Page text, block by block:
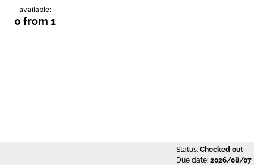
available:
0 from 1
Status: Checked out
Due date: 2026/08/07